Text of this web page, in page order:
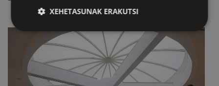
XEHETASUNAK ERAKUTSI